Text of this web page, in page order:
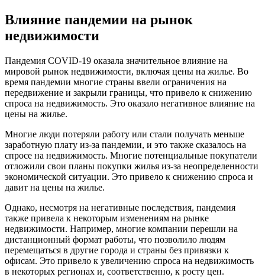
Влияние пандемии на рынок
недвижимости
Пандемия COVID-19 оказала значительное влияние на
мировой рынок недвижимости, включая цены на жилье. Во
время пандемии многие страны ввели ограничения на
передвижение и закрыли границы, что привело к снижению
спроса на недвижимость. Это оказало негативное влияние на
цены на жилье.
Многие люди потеряли работу или стали получать меньше
заработную плату из-за пандемии, и это также сказалось на
спросе на недвижимость. Многие потенциальные покупатели
отложили свои планы покупки жилья из-за неопределенности
экономической ситуации. Это привело к снижению спроса и
давит на цены на жилье.
Однако, несмотря на негативные последствия, пандемия
также привела к некоторым изменениям на рынке
недвижимости. Например, многие компании перешли на
дистанционный формат работы, что позволило людям
перемещаться в другие города и страны без привязки к
офисам. Это привело к увеличению спроса на недвижимость
в некоторых регионах и, соответственно, к росту цен.